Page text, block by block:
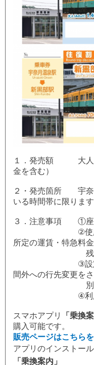
１．発売額 大人
金を含む）
２・発売箇所 宇奈
いる時間帯に限ります
３．注意事項 ①座
②使用後に払
所定の運賃・特急料
残りの金額
③設定区間以
間外への行先変更を
別途区間精
④利用開始か
スマホアプリ 「乗換
購入可能です。
販売ページはこちらを
アプリのインストー
「乗換案内」